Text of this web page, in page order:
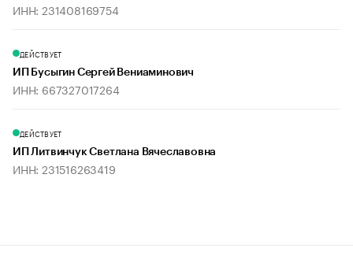
ИНН: 231408169754
ДЕЙСТВУЕТ
ИП Бусыгин Сергей Вениаминович
ИНН: 667327017264
ДЕЙСТВУЕТ
ИП Литвинчук Светлана Вячеславовна
ИНН: 231516263419